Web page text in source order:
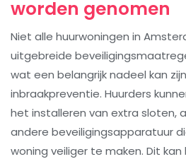
worden genomen
Niet alle huurwoningen in
uitgebreide
wat een belangrijk nadeel kan
inbraakpreventie. Huurders
het installeren van extra sloten,
andere beveiligingsapparatuur
woning veiliger te maken. Dit kan